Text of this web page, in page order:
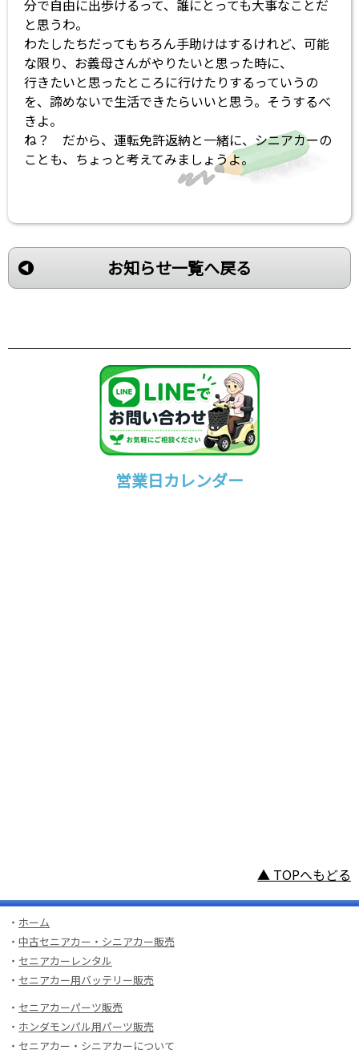
分で自由に出歩けるって、誰にとっても大事なことだ
と思うわ。
わたしたちだってもちろん手助けはするけれど、可能
な限り、お義母さんがやりたいと思った時に、
行きたいと思ったところに行けたりするっていうの
を、諦めないで生活できたらいいと思う。そうするべ
きよ。
ね？ だから、運転免許返納と一緒に、シニアカーの
ことも、ちょっと考えてみましょうよ。
お知らせ一覧へ戻る
営業日カレンダー
▲ TOPへもどる
・ ホーム
・ 中古セニアカー・シニアカー販売
・ セニアカーレンタル
・ セニアカー用バッテリー販売
・ セニアカーパーツ販売
・ ホンダモンパル用パーツ販売
・ セニアカー・シニアカーについて